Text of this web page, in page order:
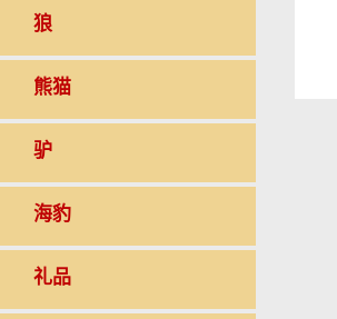
狼
熊猫
驴
海豹
礼品